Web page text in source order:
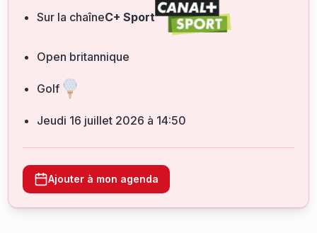
Sur la chaîneC+ Sport
Open britannique
Golf
jeudi 16 juillet 2026 à 14:50
Ajouter à mon agenda